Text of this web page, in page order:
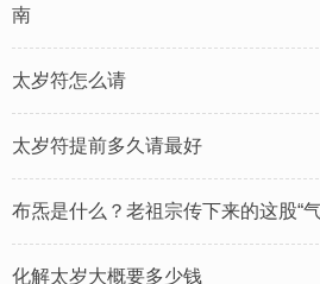
南
太岁符怎么请
太岁符提前多久请最好
布炁是什么？老祖宗传下来的这股“
化解太岁大概要多少钱